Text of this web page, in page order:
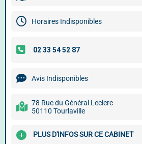
Horaires Indisponibles
Avis Indisponibles
78 Rue du Général Leclerc
50110 Tourlaville
PLUS D'INFOS SUR CE CABINET